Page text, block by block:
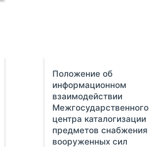
Положение об
информационном
взаимодействии
Межгосударственного
центра каталогизации
предметов снабжения
вооруженных сил